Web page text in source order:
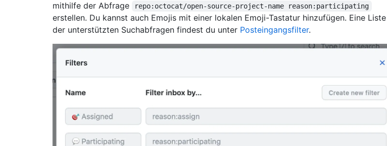
mithilfe der Abfrage
repo:octocat/open-source-project-name reason:participating
erstellen. Du kannst auch Emojis mit einer lokalen Emoji-Tastatur hinzufügen. Eine Liste
der unterstützten Suchabfragen findest du unter Posteingangsfilter.